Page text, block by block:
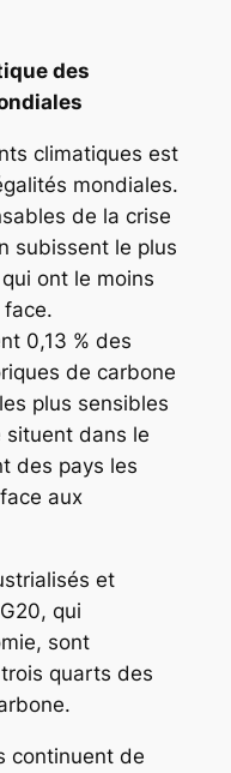
des
climatiques est
mondiales.
de la crise
subissent le plus
ont le moins
0,13 % des
de carbone
plus sensibles
situent dans le
des pays les
aux
et
qui
sont
quarts des
continuent de